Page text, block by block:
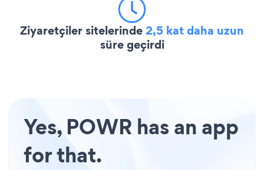
Ziyaretçiler sitelerinde2,5 kat daha uzun
süre geçirdi
Yes, POWR has an app
for that.